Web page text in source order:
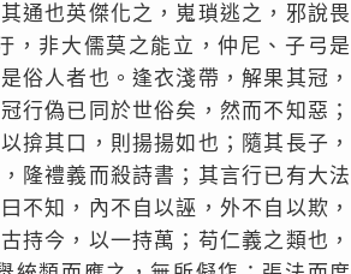
通也英傑化之，嵬瑣逃之，邪說畏
，非大儒莫之能立，仲尼、子弓是
俗人者也。逢衣淺帶，解果其冠，
行偽已同於世俗矣，然而不知惡；
揜其口，則揚揚如也；隨其長子，
隆禮義而殺詩書；其言行已有大法
不知，內不自以誣，外不自以欺，
持今，以一持萬；苟仁義之類也，